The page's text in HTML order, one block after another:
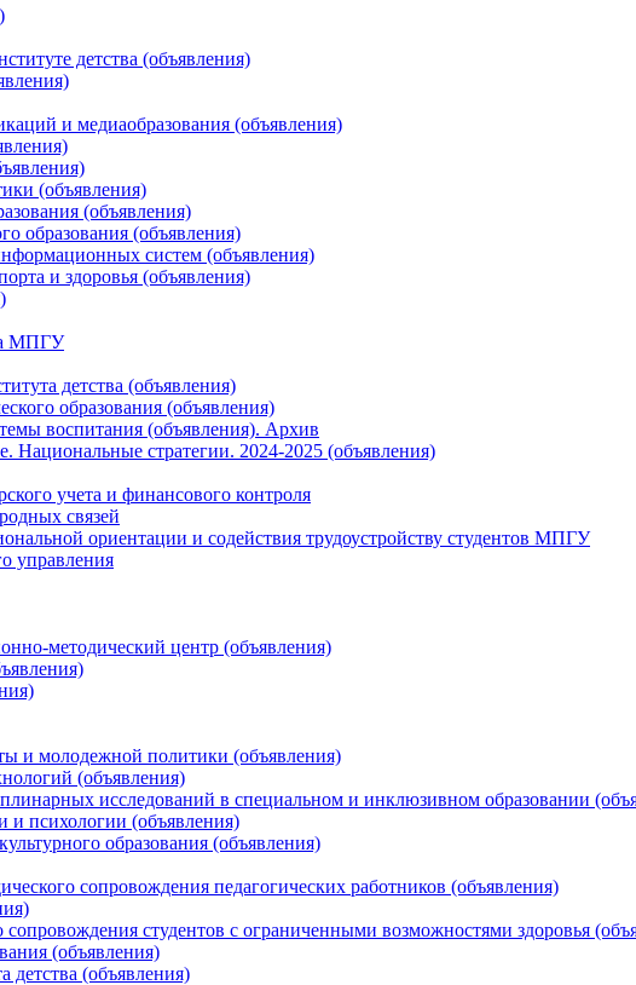
детства (объявления)
и медиаобразования (объявления)
(объявления)
(объявления)
образования (объявления)
систем (объявления)
и здоровья (объявления)
МПГУ
детства (объявления)
образования (объявления)
воспитания (объявления). Архив
Национальные стратегии. 2024-2025 (объявления)
учета и финансового контроля
связей
ориентации и содействия трудоустройству студентов МПГУ
управления
методический центр (объявления)
и молодежной политики (объявления)
(объявления)
исследований в специальном и инклюзивном образовании
и психологии (объявления)
образования (объявления)
сопровождения педагогических работников (объявления)
сопровождения студентов с ограниченными возможностями здоровья
(объявления)
детства (объявления)